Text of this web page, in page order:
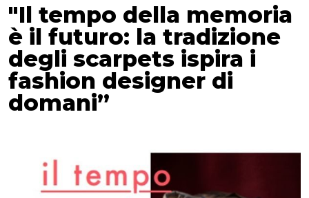
"Il tempo della memoria
è il futuro: la tradizione
degli scarpets ispira i
fashion designer di
domani”